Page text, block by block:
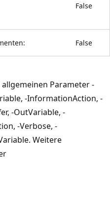
False
False
Parameter -
-InformationAction, -
-OutVariable, -
-Verbose, -
Weitere